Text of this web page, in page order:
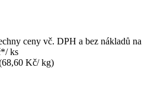
ceny vč. DPH a bez nákladů na
*/ ks
68,60 Kč/ kg)